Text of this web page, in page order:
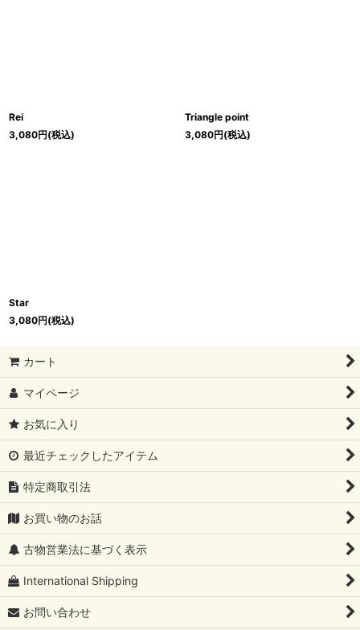
Rei
3,080円(税込)
Triangle point
3,080円(税込)
Star
3,080円(税込)
カート
マイページ
お気に入り
最近チェックしたアイテム
特定商取引法
お買い物のお話
古物営業法に基づく表示
International Shipping
お問い合わせ